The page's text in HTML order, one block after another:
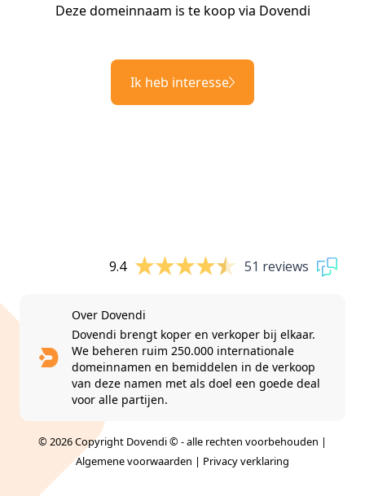
Deze domeinnaam is te koop via Dovendi
Ik heb interesse
9.4 51 reviews
Over Dovendi
Dovendi brengt koper en verkoper bij elkaar.
We beheren ruim 250.000 internationale
domeinnamen en bemiddelen in de verkoop
van deze namen met als doel een goede deal
voor alle partijen.
© 2026 Copyright Dovendi © - alle rechten voorbehouden |
Algemene voorwaarden | Privacy verklaring